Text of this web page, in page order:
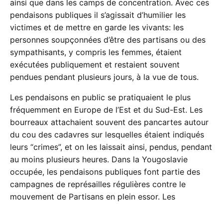
ainsi que dans les camps de concentration. Avec ces
pendaisons publiques il s’agissait d’humilier les
victimes et de mettre en garde les vivants: les
personnes soupçonnées d’être des partisans ou des
sympathisants, y compris les femmes, étaient
exécutées publiquement et restaient souvent
pendues pendant plusieurs jours, à la vue de tous.
Les pendaisons en public se pratiquaient le plus
fréquemment en Europe de l’Est et du Sud-Est. Les
bourreaux attachaient souvent des pancartes autour
du cou des cadavres sur lesquelles étaient indiqués
leurs “crimes”, et on les laissait ainsi, pendus, pendant
au moins plusieurs heures. Dans la Yougoslavie
occupée, les pendaisons publiques font partie des
campagnes de représailles régulières contre le
mouvement de Partisans en plein essor. Les